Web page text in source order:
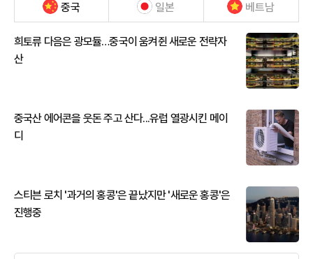
중국 일본 베트남
희토류 다음은 광모듈…중국이 움켜쥔 새로운 전략자
산
중국산 에어콘을 웃돈 주고 산다...유럽 열광시킨 메이
디
스티븐 로치 '과거의 홍콩'은 끝났지만 '새로운 홍콩'은
진행중